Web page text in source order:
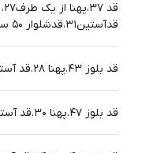
قد ۳۷،پهنا از یک طرف۲۷،
قدآستین۳۱،قدشلوار ۵۰ سانت
قد بلوز ۴۳.پهنا ۲۸.قد آستین از دوخت سرشانه۳۳.قد شلوار ۵۸ سانت
قد بلوز ۴۷.پهنا ۳۰.قد آستین از دوخت سرشانه۳۸.قد شلوار ۶۱سانت